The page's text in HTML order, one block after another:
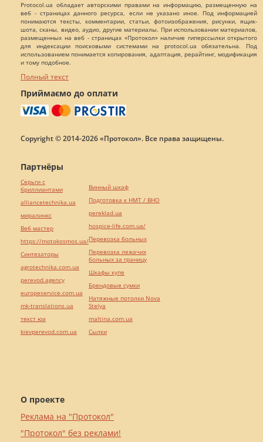
Protocol.ua обладает авторскими правами на информацию, размещенную на
веб - страницах данного ресурса, если не указано иное. Под информацией
понимаются тексты, комментарии, статьи, фотоизображения, рисунки, ящик-
шота, сканы, видео, аудио, другие материалы. При использовании материалов,
размещенных на веб - страницах «Протокол» наличие гиперссылки открытого
для индексации поисковыми системами на protocol.ua обязательна. Под
использованием понимается копирования, адаптация, рерайтинг, модификация
и тому подобное.
Полный текст
Приймаємо до оплати
Copyright © 2014-2026 «Протокол». Все права защищены.
О проекте
Реклама на "Протокол"
"Протокол" без реклами!
Партнёры
Серьги с
бриллиантами
alliancetechnika.ua
миралинкс
Веб мастер
https://motokosmos.ua/
Синтезаторы
agrotechnika.com.ua
perevod.agency
europeservice.com.ua
mk-translations.ua
текст юа
kievperevod.com.ua
Винный шкаф
Подготовка к НМТ / ВНО
pereklad.ua
hospice-life.com.ua/
Перевозка больных
Перевозка лежачих
больных за границу
Шкафы купе
Брендовые сумки
Натяжные потолки Nova
Stelya
maltina.com.ua
Cылки